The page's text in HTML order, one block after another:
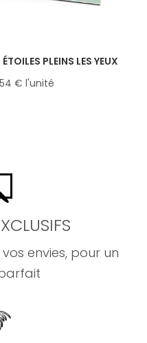
PLEINS LES YEUX
€ l'unité
envies, pour un